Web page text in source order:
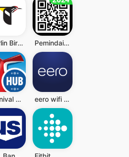
Merlin Bird ID by Cornell Lab Pemindai QR - Barcode Scanner
Carnival HUB eero wifi system